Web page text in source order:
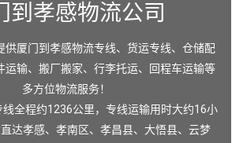
到孝感物流公司
供厦门到孝感物流专线、货运专线、仓储配
运输、搬厂搬家、行李托运、回程车运输等
多方位物流服务！
线全程约1236公里，专线运输用时大约16小
达孝感、 孝南区、 孝昌县、 大悟县、 云梦